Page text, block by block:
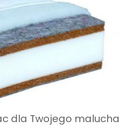
dla Twojego malucha